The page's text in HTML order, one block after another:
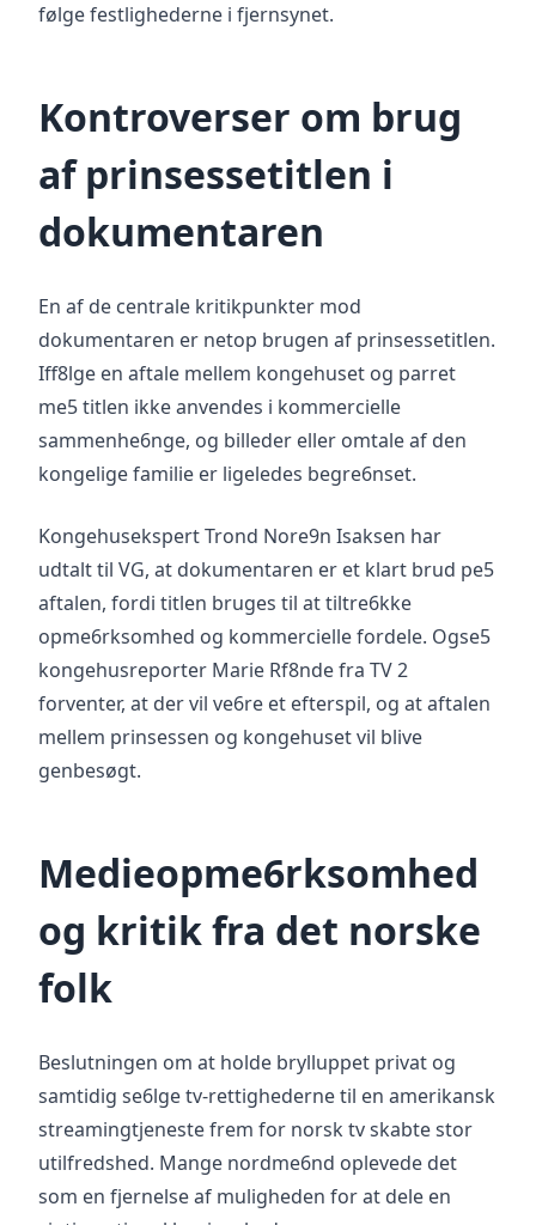
følge festlighederne i fjernsynet.
Kontroverser om brug
af prinsessetitlen i
dokumentaren
En af de centrale kritikpunkter mod
dokumentaren er netop brugen af prinsessetitlen.
Iff8lge en aftale mellem kongehuset og parret
me5 titlen ikke anvendes i kommercielle
sammenhe6nge, og billeder eller omtale af den
kongelige familie er ligeledes begre6nset.
Kongehusekspert Trond Nore9n Isaksen har
udtalt til VG, at dokumentaren er et klart brud pe5
aftalen, fordi titlen bruges til at tiltre6kke
opme6rksomhed og kommercielle fordele. Ogse5
kongehusreporter Marie Rf8nde fra TV 2
forventer, at der vil ve6re et efterspil, og at aftalen
mellem prinsessen og kongehuset vil blive
genbesøgt.
Medieopme6rksomhed
og kritik fra det norske
folk
Beslutningen om at holde brylluppet privat og
samtidig se6lge tv-rettighederne til en amerikansk
streamingtjeneste frem for norsk tv skabte stor
utilfredshed. Mange nordme6nd oplevede det
som en fjernelse af muligheden for at dele en